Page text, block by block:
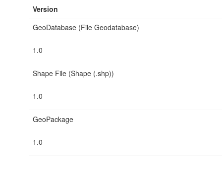
Version
GeoDatabase (File Geodatabase)
1.0
Shape File (Shape (.shp))
1.0
GeoPackage
1.0